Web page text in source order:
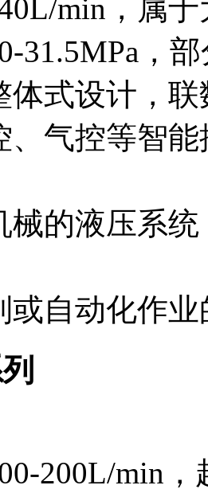
min，属
31.5MPa，
体式设计，
、气控等智
械的液压系
或自动化作
200L/min